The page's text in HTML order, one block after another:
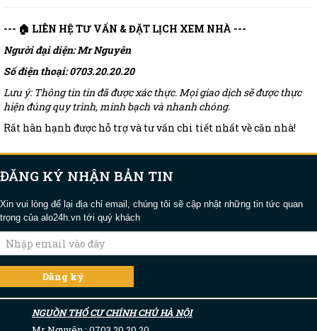
--- 🏠 LIÊN HỆ TƯ VẤN & ĐẶT LỊCH XEM NHÀ ---
Người đại diện: Mr Nguyên
Số điện thoại: 0703.20.20.20
Lưu ý: Thông tin tin đã được xác thực. Mọi giao dịch sẽ được thực
hiện đúng quy trình, minh bạch và nhanh chóng.
Rất hân hạnh được hỗ trợ và tư vấn chi tiết nhất về căn nhà!
ĐĂNG KÝ NHẬN BẢN TIN
Xin vui lòng để lại địa chỉ email, chúng tôi sẽ cập nhật những tin tức quan
trọng của alo24h.vn tới quý khách
NGUỒN THỔ CƯ CHÍNH CHỦ HÀ NỘI